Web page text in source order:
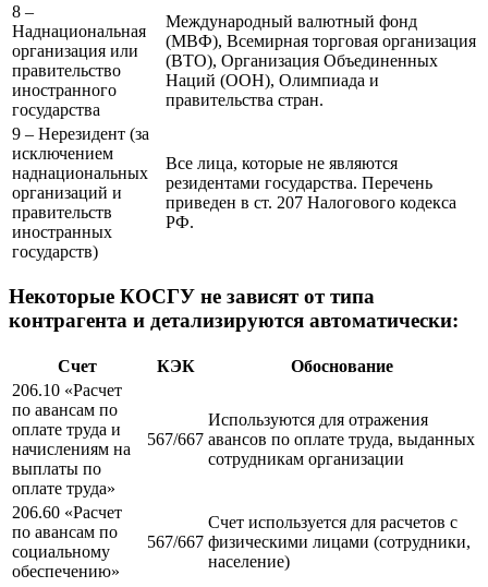
8 –
Наднациональная
организация или
правительство
иностранного
государства
Международный валютный фонд
(МВФ), Всемирная торговая организация
(ВТО), Организация Объединенных
Наций (ООН), Олимпиада и
правительства стран.
9 – Нерезидент (за
исключением
наднациональных
организаций и
правительств
иностранных
государств)
Все лица, которые не являются
резидентами государства. Перечень
приведен в ст. 207 Налогового кодекса
РФ.
Некоторые КОСГУ не зависят от типа
контрагента и детализируются автоматически:
Счет КЭК
Обоснование
206.10 «Расчет
по авансам по
оплате труда и
начислениям на
выплаты по
оплате труда»
567/667
Используются для отражения
авансов по оплате труда, выданных
сотрудникам организации
206.60 «Расчет
по авансам по
социальному
обеспечению»
567/667
Счет используется для расчетов с
физическими лицами (сотрудники,
население)